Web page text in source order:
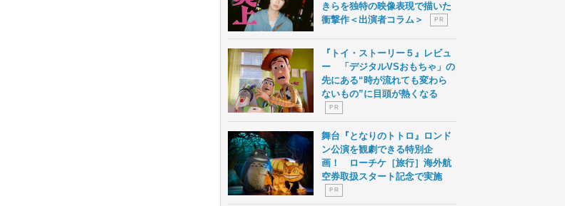
きらを独特の映像表現で描いた
衝撃作＜出演者コラム＞
P R
『トイ・ストーリー５』レビュ
ー 「デジタルVSおもちゃ」の
先にある“時が流れても変わら
ないもの”に目頭が熱くなる
P R
舞台『となりのトトロ』ロンド
ン公演を観劇できる特別企
画！ ローチケ［旅行］海外航
空券取扱スタート記念で実施
P R